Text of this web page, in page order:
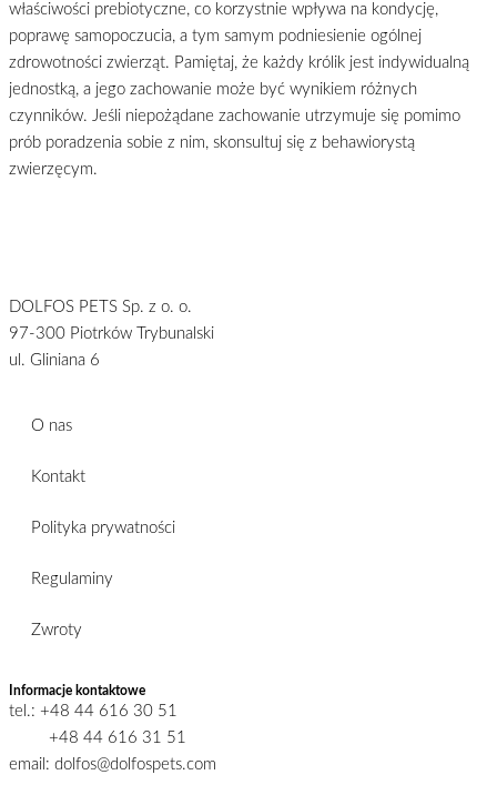
właściwości prebiotyczne, co korzystnie wpływa na kondycję,
poprawę samopoczucia, a tym samym podniesienie ogólnej
zdrowotności zwierząt. Pamiętaj, że każdy królik jest indywidualną
jednostką, a jego zachowanie może być wynikiem różnych
czynników. Jeśli niepożądane zachowanie utrzymuje się pomimo
prób poradzenia sobie z nim, skonsultuj się z behawiorystą
zwierzęcym.
DOLFOS PETS Sp. z o. o.
97-300 Piotrków Trybunalski
ul. Gliniana 6
O nas
Kontakt
Polityka prywatności
Regulaminy
Zwroty
Informacje kontaktowe
tel.: +48 44 616 30 51
+48 44 616 31 51
email: dolfos@dolfospets.com